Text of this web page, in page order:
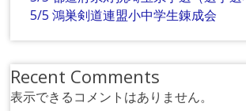
5/5 鴻巣剣道連盟小中学生錬成会
Recent Comments
表示できるコメントはありません。